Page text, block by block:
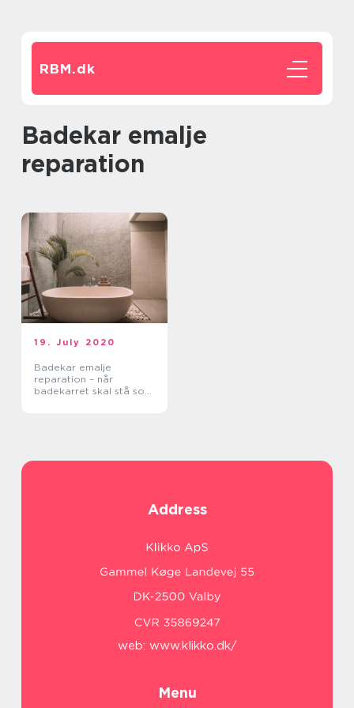
RBM.dk
badekar emalje
reparation
19. July 2020
Badekar emalje
reparation – når
badekarret skal stå som
Address
web: www.klikko.dk/
Menu